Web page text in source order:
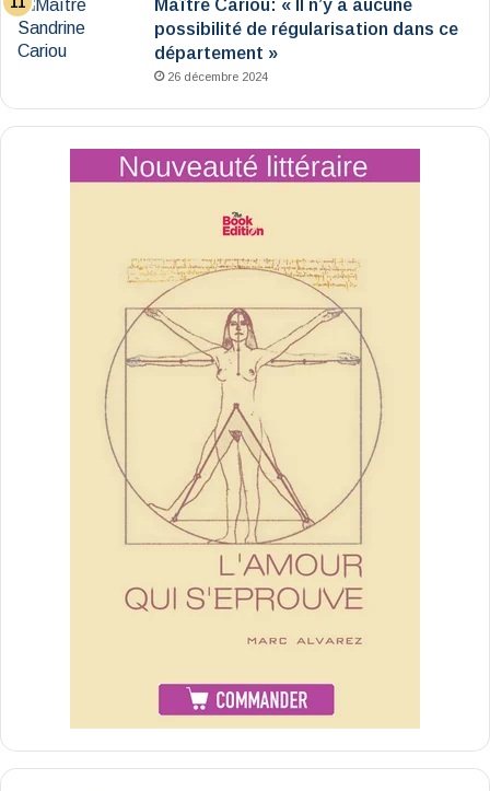
Maître Cariou: « Il n’y a aucune
possibilité de régularisation dans ce
département »
26 décembre 2024